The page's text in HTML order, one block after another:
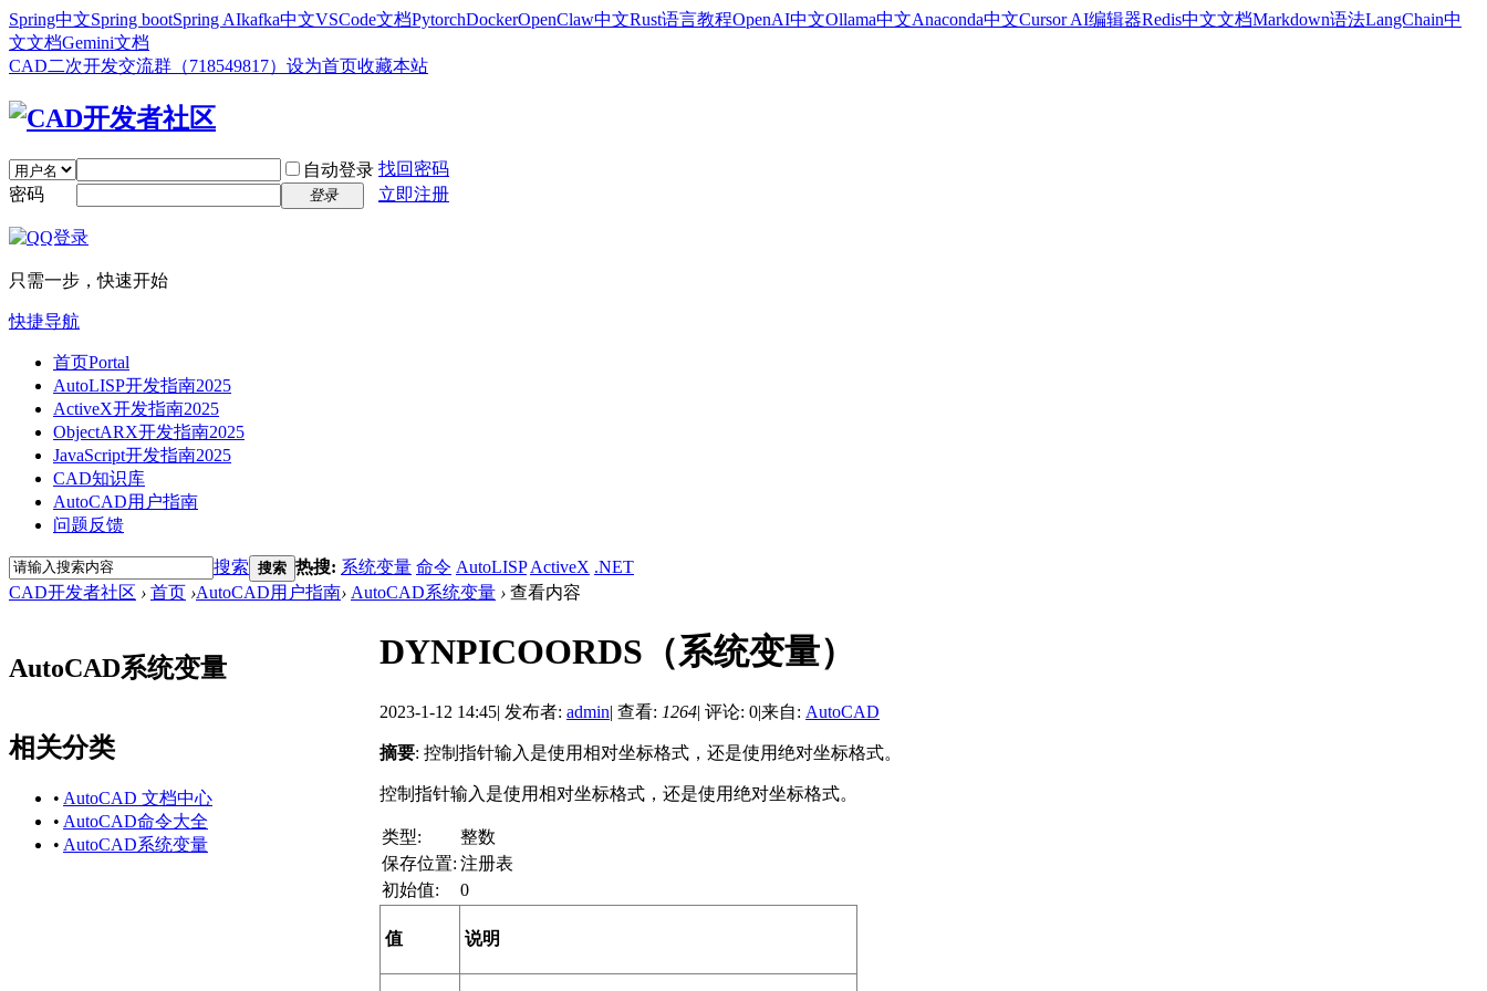
Spring中文Spring bootSpring AIkafka中文VSCode文档PytorchDockerOpenClaw中文Rust语言教程OpenAI中文Ollama中文Anaconda中文Cursor AI编辑器Redis中文文档Markdown语法LangChain中
文文档Gemini文档
CAD二次开发交流群（718549817） 设为首页收藏本站
自动登录 找回密码
密码
登录 立即注册
只需一步，快速开始
快捷导航
首页Portal
AutoLISP开发指南2025
ActiveX开发指南2025
ObjectARX开发指南2025
JavaScript开发指南2025
CAD知识库
AutoCAD用户指南
问题反馈
搜索 搜索 热搜: 系统变量 命令 AutoLISP ActiveX .NET
CAD开发者社区 › 首页 ›AutoCAD用户指南› AutoCAD系统变量 › 查看内容
AutoCAD系统变量
相关分类
• AutoCAD 文档中心
• AutoCAD命令大全
• AutoCAD系统变量
DYNPICOORDS（系统变量）
2023-1-12 14:45| 发布者: admin| 查看: 1264| 评论: 0|来自: AutoCAD
摘要: 控制指针输入是使用相对坐标格式，还是使用绝对坐标格式。
控制指针输入是使用相对坐标格式，还是使用绝对坐标格式。
类型:
整数
保存位置: 注册表
初始值:
0
值 说明